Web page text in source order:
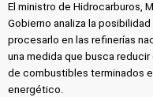
El ministro de Hidrocarburos,
Gobierno analiza la
procesarlo en las refinerías
una medida que busca
de combustibles terminados
energético.